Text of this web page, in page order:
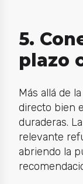
5.
plazo
Más allá de
directo bien
duraderas.
relevante
abriendo la